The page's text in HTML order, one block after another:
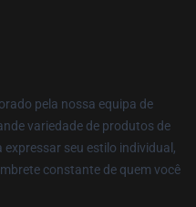
pela nossa equipa de
variedade de produtos de
seu estilo individual,
constante de quem você